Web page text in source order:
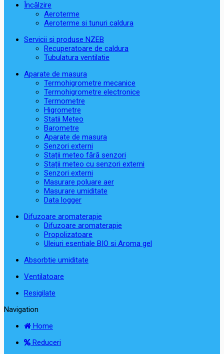
Încălzire
Aeroterme
Aeroterme si tunuri caldura
Servicii si produse NZEB
Recuperatoare de caldura
Tubulatura ventilatie
Aparate de masura
Termohigrometre mecanice
Termohigrometre electronice
Termometre
Higrometre
Statii Meteo
Barometre
Aparate de masura
Senzori externi
Stații meteo fără senzori
Stații meteo cu senzori externi
Senzori externi
Masurare poluare aer
Masurare umiditate
Data logger
Difuzoare aromaterapie
Difuzoare aromaterapie
Propolizatoare
Uleiuri esentiale BIO si Aroma gel
Absorbtie umiditate
Ventilatoare
Resigilate
Navigation
Home
Reduceri